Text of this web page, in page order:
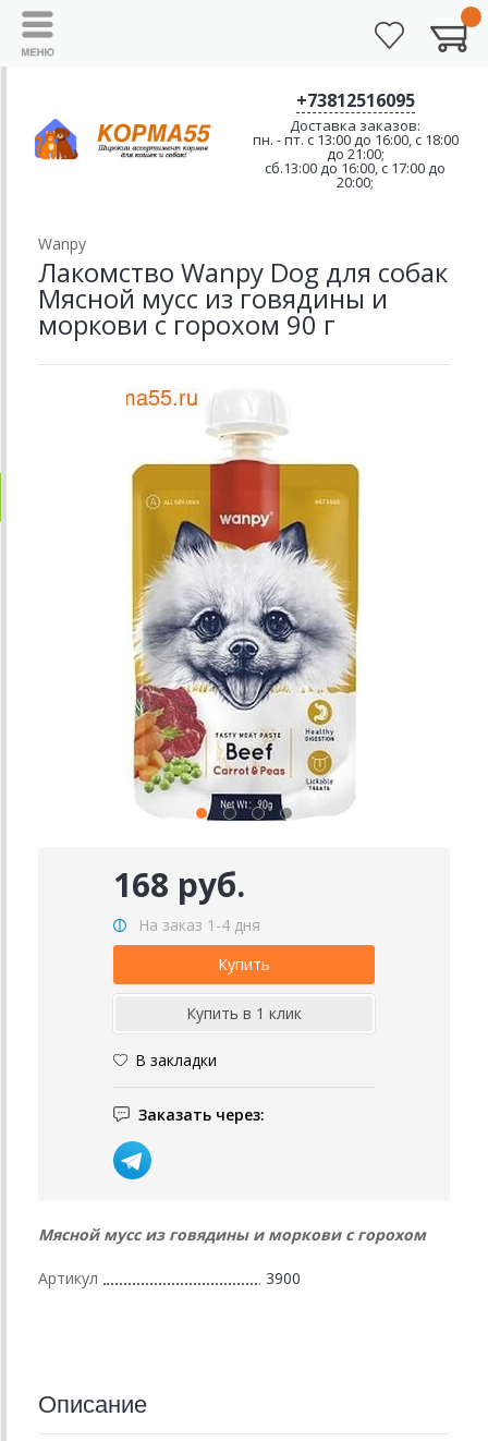
+73812516095
Доставка заказов:
пн. - пт. с 13:00 до 16:00, с 18:00
до 21:00;
сб.13:00 до 16:00, с 17:00 до
20:00;
Wanpy
Лакомство Wanpy Dog для собак
Мясной мусс из говядины и
моркови с горохом 90 г
168 руб.
На заказ 1-4 дня
В закладки
Заказать через:
Мясной мусс из говядины и моркови с горохом
Артикул 3900
Описание